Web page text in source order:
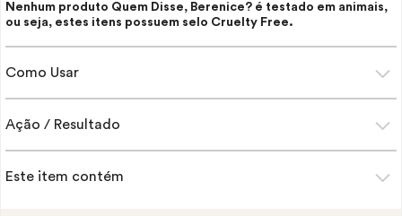
Nenhum produto Quem Disse, Berenice? é testado em animais,
ou seja, estes itens possuem selo Cruelty Free.
Como Usar
Ação / Resultado
Este item contém